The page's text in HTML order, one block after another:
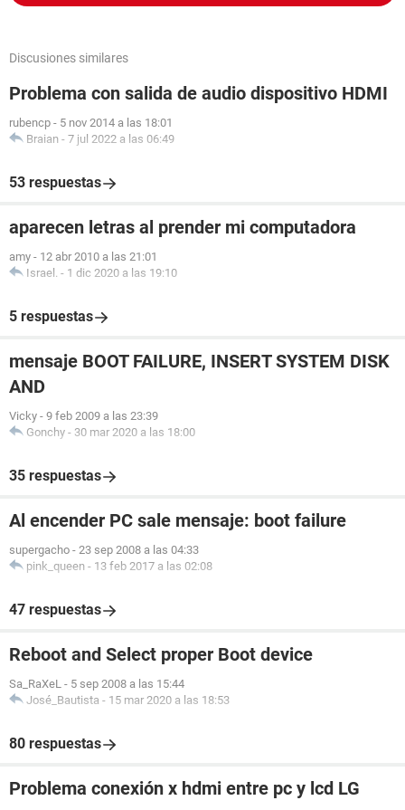
Discusiones similares
Problema con salida de audio dispositivo HDMI
rubencp - 5 nov 2014 a las 18:01
Braian - 7 jul 2022 a las 06:49
53 respuestas
aparecen letras al prender mi computadora
amy - 12 abr 2010 a las 21:01
Israel. - 1 dic 2020 a las 19:10
5 respuestas
mensaje BOOT FAILURE, INSERT SYSTEM DISK
AND
Vicky - 9 feb 2009 a las 23:39
Gonchy - 30 mar 2020 a las 18:00
35 respuestas
Al encender PC sale mensaje: boot failure
supergacho - 23 sep 2008 a las 04:33
pink_queen - 13 feb 2017 a las 02:08
47 respuestas
Reboot and Select proper Boot device
Sa_RaXeL - 5 sep 2008 a las 15:44
José_Bautista - 15 mar 2020 a las 18:53
80 respuestas
Problema conexión x hdmi entre pc y lcd LG